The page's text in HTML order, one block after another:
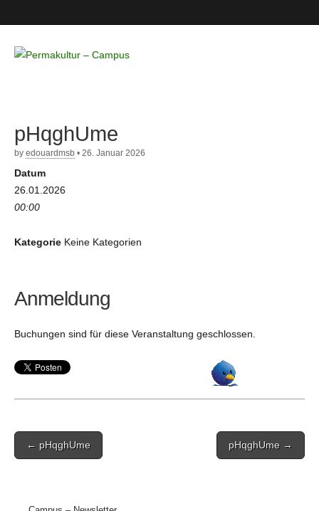
– Campus
pHqghUme
by edouardmsb • 26. Januar 2026
Datum
26.01.2026
00:00
Kategorie Keine Kategorien
Anmeldung
Buchungen sind für diese Veranstaltung geschlossen.
Post
navigation
← pHqghUme pHqghUme →